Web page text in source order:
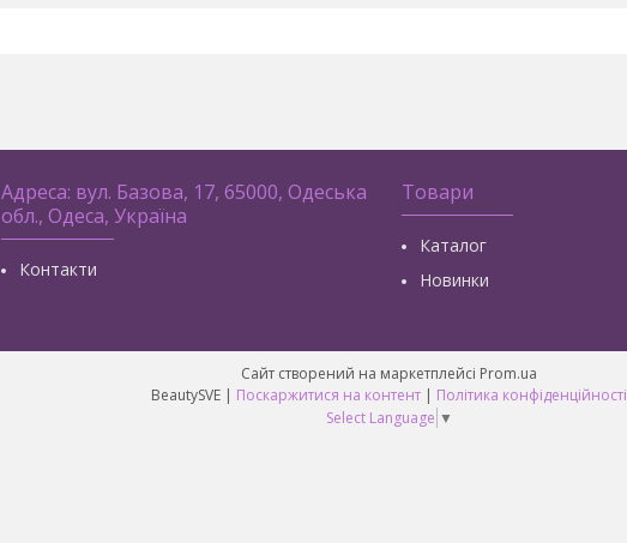
Адреса: вул. Базова, 17, 65000, Одеська
обл., Одеса, Україна
Контакти
Товари
Каталог
Новинки
Сайт створений на маркетплейсі Prom.ua
BeautySVE | Поскаржитися на контент | Політика конфіденційності
Select Language ▼